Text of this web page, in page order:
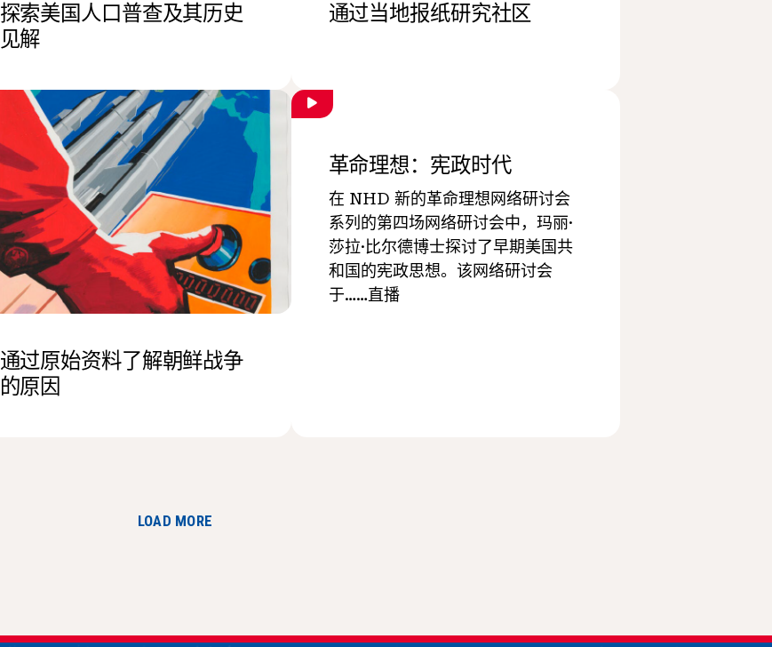
探索美国人口普查及其历史
见解
通过当地报纸研究社区
通过原始资料了解朝鲜战争
的原因
革命理想：宪政时代
在 NHD 新的革命理想网络研讨会
系列的第四场网络研讨会中，玛丽·
莎拉·比尔德博士探讨了早期美国共
和国的宪政思想。该网络研讨会
于……直播
LOAD MORE